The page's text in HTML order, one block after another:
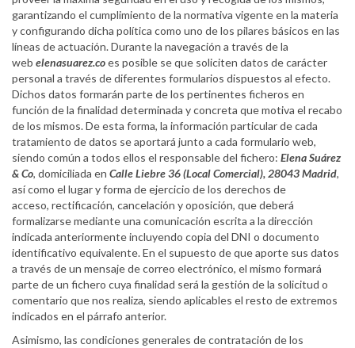
garantizando el cumplimiento de la normativa vigente en la materia
y configurando dicha política como uno de los pilares básicos en las
líneas de actuación. Durante la navegación a través de la
web elenasuarez.coes posible se que soliciten datos de carácter
personal a través de diferentes formularios dispuestos al efecto.
Dichos datos formarán parte de los pertinentes ficheros en
función de la finalidad determinada y concreta que motiva el recabo
de los mismos. De esta forma, la información particular de cada
tratamiento de datos se aportará junto a cada formulario web,
siendo común a todos ellos el responsable del fichero: Elena Suárez
& Co, domiciliada en Calle Liebre 36 (Local Comercial), 28043 Madrid,
así como el lugar y forma de ejercicio de los derechos de
acceso, rectificación, cancelación y oposición, que deberá
formalizarse mediante una comunicación escrita a la dirección
indicada anteriormente incluyendo copia del DNI o documento
identificativo equivalente. En el supuesto de que aporte sus datos
a través de un mensaje de correo electrónico, el mismo formará
parte de un fichero cuya finalidad será la gestión de la solicitud o
comentario que nos realiza, siendo aplicables el resto de extremos
indicados en el párrafo anterior.
Asimismo, las condiciones generales de contratación de los